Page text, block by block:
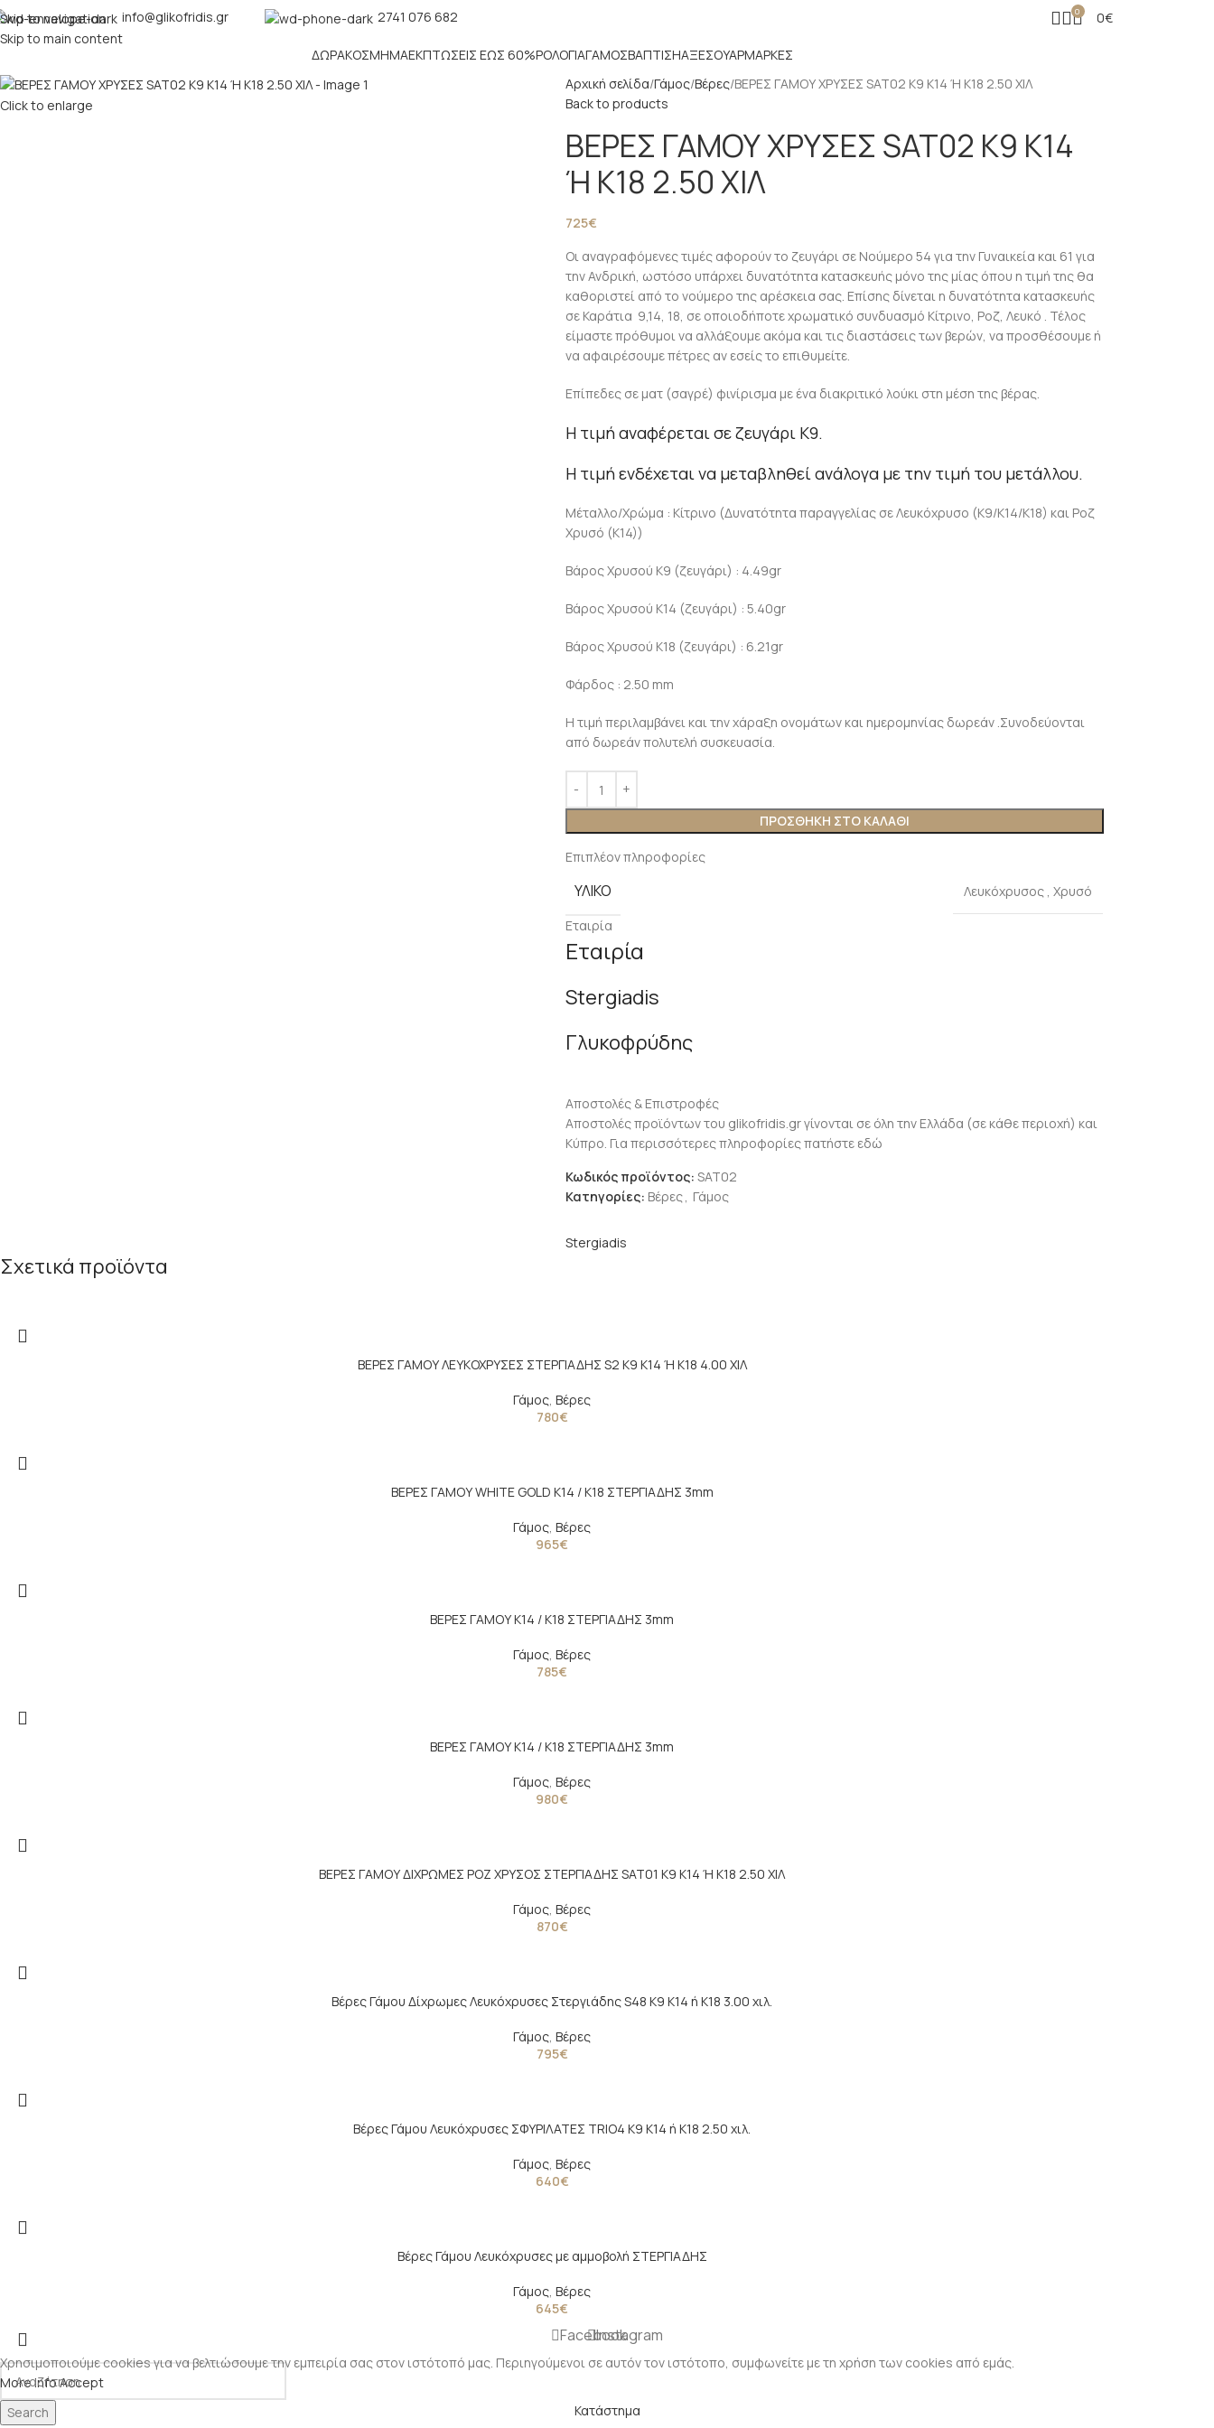
Skip to navigation
Skip to main content
info@glikofridis.gr 2741 076 682 0 0€
ΔΏΡΑΚΌΣΜΗΜΑΕΚΠΤΏΣΕΙΣ ΈΩΣ 60%ΡΟΛΌΓΙΑΓΆΜΟΣΒΆΠΤΙΣΗΑΞΕΣΟΥΆΡΜΑΡΚΕΣ
Click to enlarge
Αρχική σελίδα Γάμος Βέρες ΒΕΡΕΣ ΓΑΜΟΥ ΧΡΥΣΕΣ SAT02 Κ9 Κ14 Ή Κ18 2.50 ΧΙΛ
Back to products
ΒΕΡΕΣ ΓΑΜΟΥ ΧΡΥΣΕΣ SAT02 Κ9 Κ14
Ή Κ18 2.50 ΧΙΛ
725€
Οι αναγραφόμενες τιμές αφορούν το ζευγάρι σε Νούμερο 54 για την Γυναικεία και 61 για
την Ανδρική, ωστόσο υπάρχει δυνατότητα κατασκευής μόνο της μίας όπου η τιμή της θα
καθοριστεί από το νούμερο της αρέσκεια σας. Επίσης δίνεται η δυνατότητα κατασκευής
σε Καράτια 9,14, 18, σε οποιοδήποτε χρωματικό συνδυασμό Κίτρινο, Ροζ, Λευκό . Τέλος
είμαστε πρόθυμοι να αλλάξουμε ακόμα και τις διαστάσεις των βερών, να προσθέσουμε ή
να αφαιρέσουμε πέτρες αν εσείς το επιθυμείτε.
Επίπεδες σε ματ (σαγρέ) φινίρισμα με ένα διακριτικό λούκι στη μέση της βέρας.
Η τιμή αναφέρεται σε ζευγάρι K9.
Η τιμή ενδέχεται να μεταβληθεί ανάλογα με την τιμή του μετάλλου.
Μέταλλο/Χρώμα : Κίτρινο (Δυνατότητα παραγγελίας σε Λευκόχρυσο (Κ9/Κ14/Κ18) και Ροζ
Χρυσό (Κ14))
Βάρος Χρυσού Κ9 (ζευγάρι) : 4.49gr
Βάρος Χρυσού Κ14 (ζευγάρι) : 5.40gr
Βάρος Χρυσού Κ18 (ζευγάρι) : 6.21gr
Φάρδος : 2.50 mm
Η τιμή περιλαμβάνει και την χάραξη ονομάτων και ημερομηνίας δωρεάν .Συνοδεύονται
από δωρεάν πολυτελή συσκευασία.
ΠΡΟΣΘΉΚΗ ΣΤΟ ΚΑΛΆΘΙ
Επιπλέον πληροφορίες
ΥΛΙΚΌ Λευκόχρυσος , Χρυσό
Εταιρία
Εταιρία
Stergiadis
Γλυκοφρύδης
Αποστολές & Επιστροφές
Αποστολές προϊόντων του glikofridis.gr γίνονται σε όλη την Ελλάδα (σε κάθε περιοχή) και
Κύπρο. Για περισσότερες πληροφορίες πατήστε εδώ
Κωδικός προϊόντος: SAT02
Κατηγορίες: Βέρες, Γάμος
Stergiadis
Σχετικά προϊόντα
ΒΕΡΕΣ ΓΑΜΟΥ ΛΕΥΚΟΧΡΥΣΕΣ ΣΤΕΡΓΙΑΔΗΣ S2 Κ9 Κ14 Ή Κ18 4.00 ΧΙΛ
Γάμος, Βέρες
780€
ΒΕΡΕΣ ΓΑΜΟΥ WHITE GOLD Κ14 / K18 ΣΤΕΡΓΙΑΔΗΣ 3mm
Γάμος, Βέρες
965€
ΒΕΡΕΣ ΓΑΜΟΥ Κ14 / K18 ΣΤΕΡΓΙΑΔΗΣ 3mm
Γάμος, Βέρες
785€
ΒΕΡΕΣ ΓΑΜΟΥ Κ14 / K18 ΣΤΕΡΓΙΑΔΗΣ 3mm
Γάμος, Βέρες
980€
ΒΕΡΕΣ ΓΑΜΟΥ ΔΙΧΡΩΜΕΣ ΡΟΖ ΧΡΥΣΟΣ ΣΤΕΡΓΙΑΔΗΣ SAT01 Κ9 Κ14 Ή Κ18 2.50 ΧΙΛ
Γάμος, Βέρες
870€
Βέρες Γάμου Δίχρωμες Λευκόχρυσες Στεργιάδης S48 Κ9 Κ14 ή Κ18 3.00 χιλ.
Γάμος, Βέρες
795€
Βέρες Γάμου Λευκόχρυσες ΣΦΥΡΙΛΑΤΕΣ TRIO4 Κ9 Κ14 ή Κ18 2.50 χιλ.
Γάμος, Βέρες
640€
Βέρες Γάμου Λευκόχρυσες με αμμοβολή ΣΤΕΡΓΙΑΔΗΣ
Γάμος, Βέρες
645€
Search
FacebookInstagram
Χρησιμοποιούμε cookies για να βελτιώσουμε την εμπειρία σας στον ιστότοπό μας. Περιηγούμενοι σε αυτόν τον ιστότοπο, συμφωνείτε με τη χρήση των cookies από εμάς.
More infoAccept
Κατάστημα